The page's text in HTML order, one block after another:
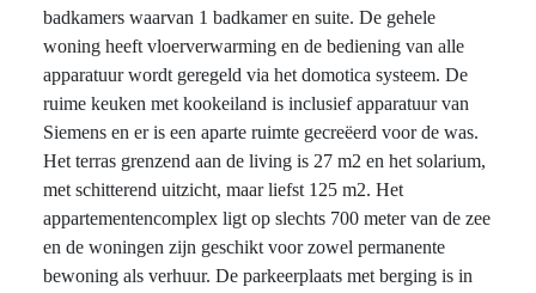
badkamers waarvan 1 badkamer en suite. De gehele
woning heeft vloerverwarming en de bediening van alle
apparatuur wordt geregeld via het domotica systeem. De
ruime keuken met kookeiland is inclusief apparatuur van
Siemens en er is een aparte ruimte gecreëerd voor de was.
Het terras grenzend aan de living is 27 m2 en het solarium,
met schitterend uitzicht, maar liefst 125 m2. Het
appartementencomplex ligt op slechts 700 meter van de zee
en de woningen zijn geschikt voor zowel permanente
bewoning als verhuur. De parkeerplaats met berging is in